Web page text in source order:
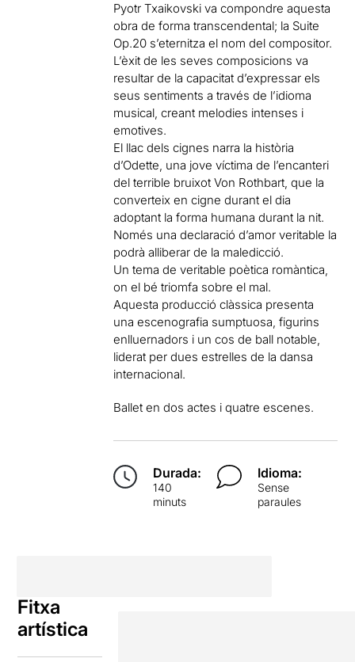
Pyotr Txaikovski va compondre aquesta
obra de forma transcendental; la Suite
Op.20 s’eternitza el nom del compositor.
L’èxit de les seves composicions va
resultar de la capacitat d’expressar els
seus sentiments a través de l’idioma
musical, creant melodies intenses i
emotives.
El llac dels cignes narra la història
d’Odette, una jove víctima de l’encanteri
del terrible bruixot Von Rothbart, que la
converteix en cigne durant el dia
adoptant la forma humana durant la nit.
Només una declaració d’amor veritable la
podrà alliberar de la maledicció.
Un tema de veritable poètica romàntica,
on el bé triomfa sobre el mal.
Aquesta producció clàssica presenta
una escenografia sumptuosa, figurins
enlluernadors i un cos de ball notable,
liderat per dues estrelles de la dansa
internacional.
Ballet en dos actes i quatre escenes.
Durada:
140
minuts
Idioma:
Sense
paraules
Fitxa
artística